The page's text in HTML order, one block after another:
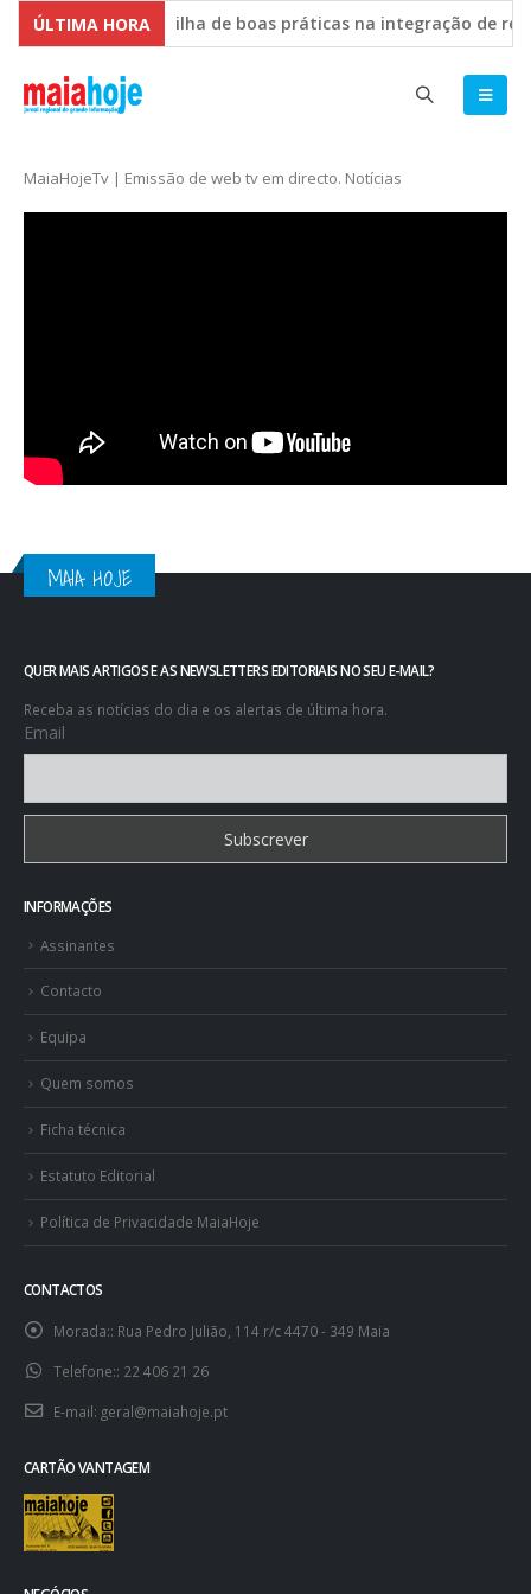
ÚLTIMA HORA
encontro para partilha de boas práticas na integração de
JF Nogueira e Silva Escura esclarece decisão
MaiaHojeTv | Emissão de web tv em directo. Notícias
MAIA HOJE
QUER MAIS ARTIGOS E AS NEWSLETTERS EDITORIAIS NO SEU E-MAIL?
Receba as notícias do dia e os alertas de última hora.
Email
INFORMAÇÕES
Assinantes
Contacto
Equipa
Quem somos
Ficha técnica
Estatuto Editorial
Política de Privacidade MaiaHoje
CONTACTOS
Morada:: Rua Pedro Julião, 114 r/c 4470 - 349 Maia
Telefone:: 22 406 21 26
E-mail: geral@maiahoje.pt
CARTÃO VANTAGEM